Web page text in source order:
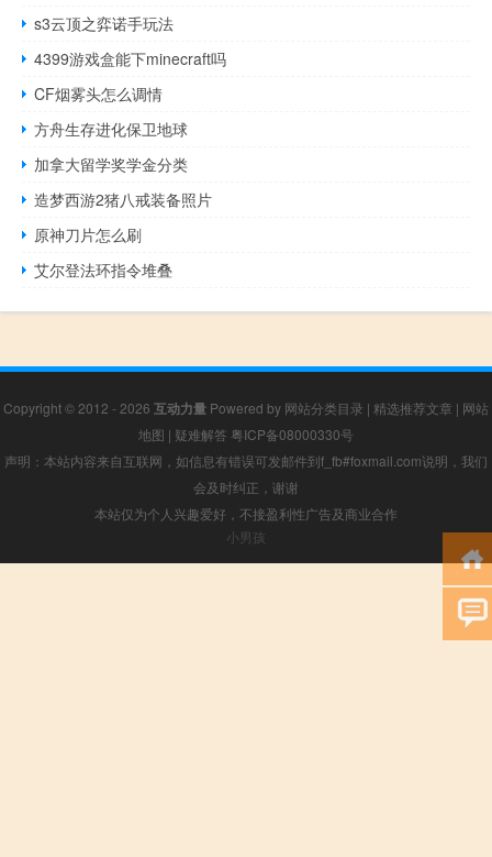
s3云顶之弈诺手玩法
4399游戏盒能下minecraft吗
CF烟雾头怎么调情
方舟生存进化保卫地球
加拿大留学奖学金分类
造梦西游2猪八戒装备照片
原神刀片怎么刷
艾尔登法环指令堆叠
Copyright © 2012 - 2026 互动力量 Powered by 网站分类目录 | 精选推荐文章 | 网站
地图 | 疑难解答 粤ICP备08000330号
声明：本站内容来自互联网，如信息有错误可发邮件到f_fb#foxmail.com说明，我们
会及时纠正，谢谢
本站仅为个人兴趣爱好，不接盈利性广告及商业合作
小男孩